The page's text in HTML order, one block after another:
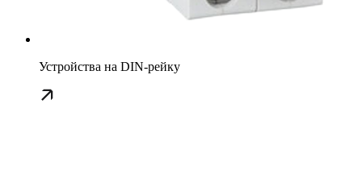
Устройства на DIN-рейку